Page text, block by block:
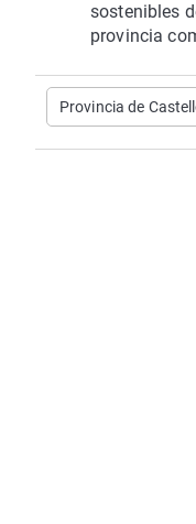
sostenibles
provincia
Provincia de